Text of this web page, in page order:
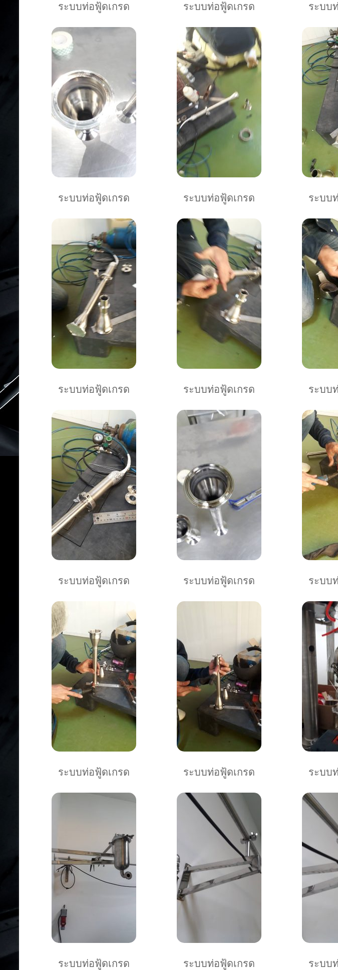
ระบบท่อฟู้ดเกรด ระบบท่อฟู้ดเกรด ระบบ
ระบบท่อฟู้ดเกรด ระบบท่อฟู้ดเกรด ระบบ
ระบบท่อฟู้ดเกรด ระบบท่อฟู้ดเกรด ระบบ
ระบบท่อฟู้ดเกรด ระบบท่อฟู้ดเกรด ระบบ
ระบบท่อฟู้ดเกรด ระบบท่อฟู้ดเกรด ระบบ
ระบบท่อฟู้ดเกรด ระบบท่อฟู้ดเกรด ระบบ